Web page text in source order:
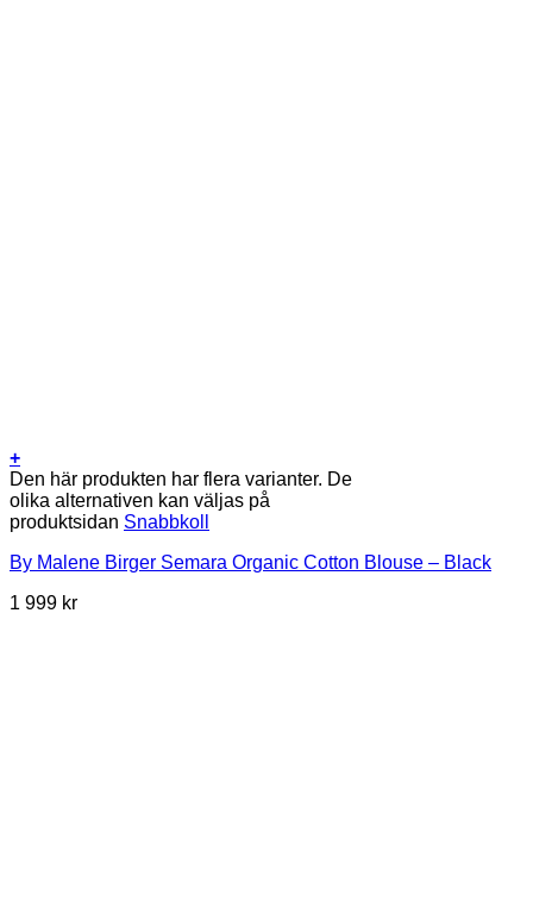
+
Den här produkten har flera varianter. De
olika alternativen kan väljas på
produktsidan Snabbkoll
By Malene Birger Semara Organic Cotton Blouse – Black
1 999 kr